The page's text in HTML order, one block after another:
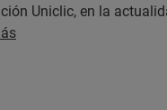
Uniclic, en la
de instalación de clic.